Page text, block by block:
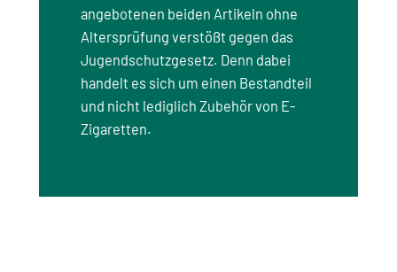
angebotenen beiden Artikeln ohne
Altersprüfung verstößt gegen das
Jugendschutzgesetz. Denn dabei
handelt es sich um einen Bestandteil
und nicht lediglich Zubehör von E-
Zigaretten.